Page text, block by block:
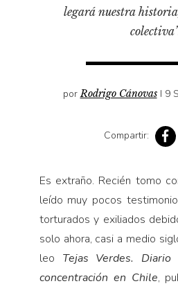
Turismo accidental
legará nuestra
porRodrigo Cánovas I 9
Compartir:
Es extraño. Recién tomo
leído muy pocos
torturados y exiliados
solo ahora, casi a medio
leo Tejas Verdes.
concentración en Chile,